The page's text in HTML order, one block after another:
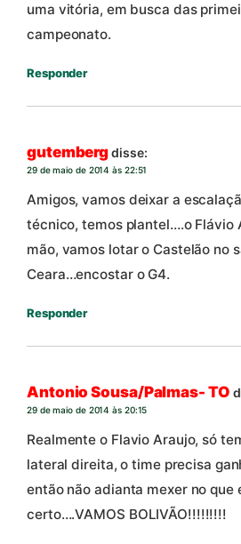
uma vitória, em busca das
campeonato.
Responder
gutembergdisse:
29 de maio de 2014 às 22:51
Amigos, vamos deixar a
técnico, temos plantel….o Flávio
mão, vamos lotar o Castelão no
Ceara…encostar o G4.
Responder
Antonio Sousa/Palmas- TO
29 de maio de 2014 às 20:15
Realmente o Flavio Araujo, só
lateral direita, o time precisa
então não adianta mexer no que
certo….VAMOS BOLIVÃO!!!!!!!!!